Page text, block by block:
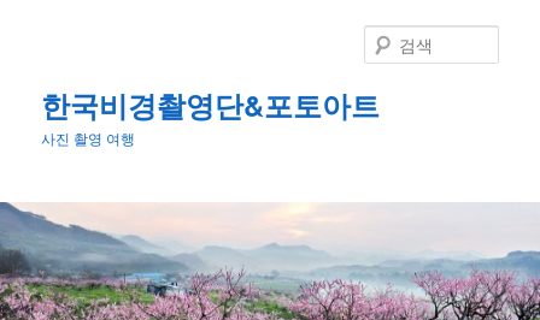
어
넘
기
한국비경촬영단&포토아트
사진 촬영 여행
색